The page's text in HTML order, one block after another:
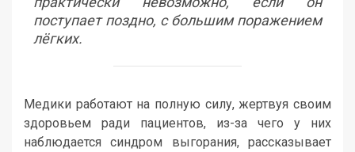
поступает поздно, с большим поражением
лёгких.
Медики работают на полную силу, жертвуя своим
здоровьем ради пациентов, из-за чего у них
наблюдается синдром выгорания, рассказывает